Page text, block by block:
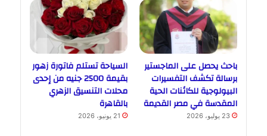
باحث يحصل على الماجستير
برسالة تكشف التفسيرات
البيولوجية للكائنات الحية
المقدسة في مصر القديمة
23 يوليو، 2026
السياحة تستلم فاتورة زهور
بقيمة 2500 جنيه من إحدى
محلات التنسيق الزهري
بالقاهرة
21 يونيو، 2026